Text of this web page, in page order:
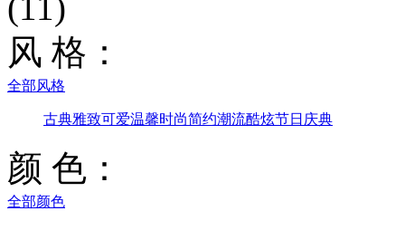
(11)
风 格：
全部风格
古典雅致可爱温馨时尚简约潮流酷炫节日庆典
颜 色：
全部颜色